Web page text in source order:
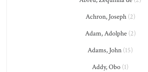
Achron, Joseph(2)
Adam, Adolphe(2)
Adams, John (15)
Addy, Obo (1)